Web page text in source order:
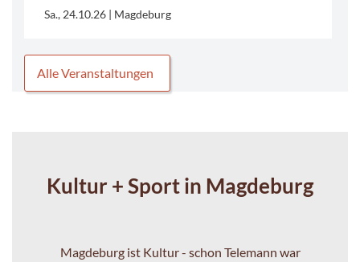
Sa., 24.10.26 Magdeburg
Alle Veranstaltungen
Kultur + Sport in Magdeburg
Magdeburg ist Kultur - schon Telemann war